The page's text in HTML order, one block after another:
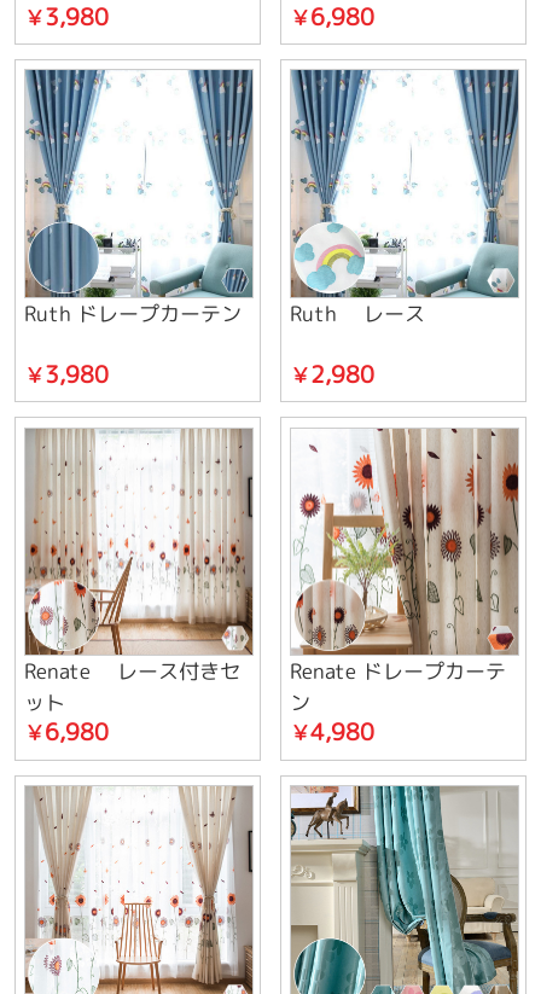
￥3,980
￥6,980
Ruth ドレープカーテン
￥3,980
Ruth レース
￥2,980
Renate レース付きセ
ット
￥6,980
Renate ドレープカーテ
ン
￥4,980